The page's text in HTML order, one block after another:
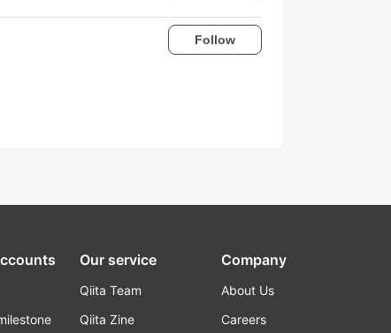
Follow
Our service
Qiita Team
Qiita Zine
Company
About Us
Careers